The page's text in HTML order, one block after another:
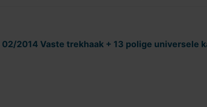
2014 Vaste trekhaak + 13 polige universele